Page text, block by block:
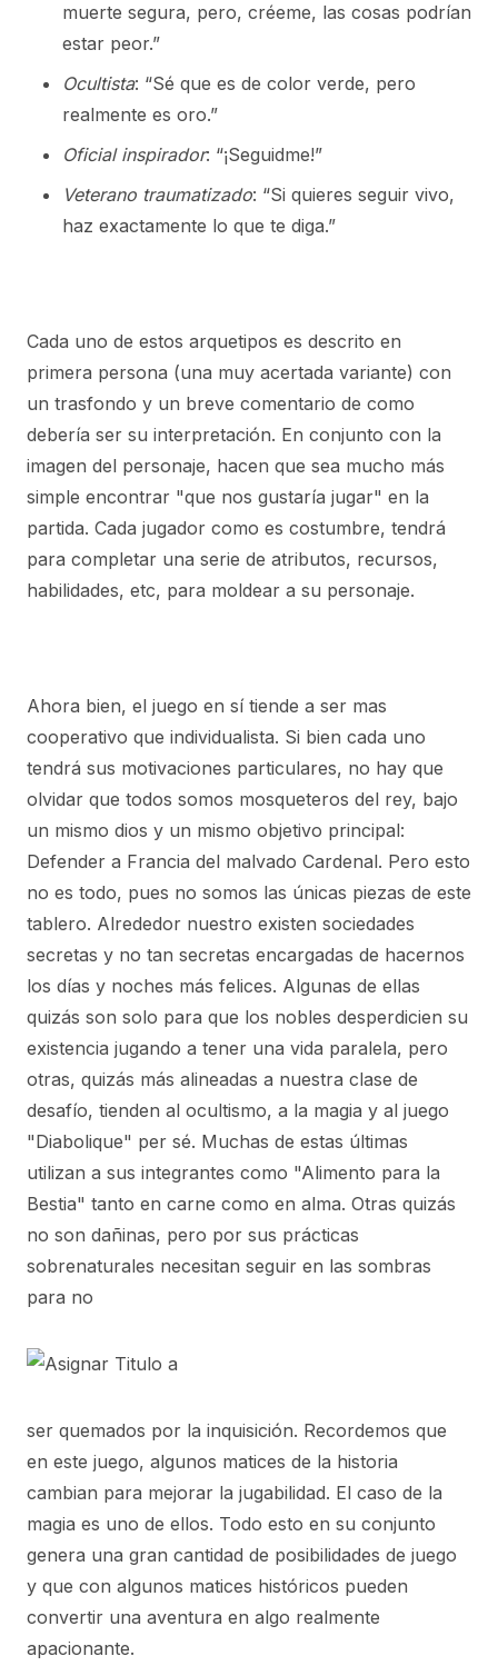
muerte segura, pero, créeme, las cosas podrían
estar peor.”
Ocultista: “Sé que es de color verde, pero
realmente es oro.”
Oficial inspirador: “¡Seguidme!”
Veterano traumatizado: “Si quieres seguir vivo,
haz exactamente lo que te diga.”
Cada uno de estos arquetipos es descrito en
primera persona (una muy acertada variante) con
un trasfondo y un breve comentario de como
debería ser su interpretación. En conjunto con la
imagen del personaje, hacen que sea mucho más
simple encontrar "que nos gustaría jugar" en la
partida. Cada jugador como es costumbre, tendrá
para completar una serie de atributos, recursos,
habilidades, etc, para moldear a su personaje.
Ahora bien, el juego en sí tiende a ser mas
cooperativo que individualista. Si bien cada uno
tendrá sus motivaciones particulares, no hay que
olvidar que todos somos mosqueteros del rey, bajo
un mismo dios y un mismo objetivo principal:
Defender a Francia del malvado Cardenal. Pero esto
no es todo, pues no somos las únicas piezas de este
tablero. Alrededor nuestro existen sociedades
secretas y no tan secretas encargadas de hacernos
los días y noches más felices. Algunas de ellas
quizás son solo para que los nobles desperdicien su
existencia jugando a tener una vida paralela, pero
otras, quizás más alineadas a nuestra clase de
desafío, tienden al ocultismo, a la magia y al juego
"Diabolique" per sé. Muchas de estas últimas
utilizan a sus integrantes como "Alimento para la
Bestia" tanto en carne como en alma. Otras quizás
no son dañinas, pero por sus prácticas
sobrenaturales necesitan seguir en las sombras
para no
ser quemados por la inquisición. Recordemos que
en este juego, algunos matices de la historia
cambian para mejorar la jugabilidad. El caso de la
magia es uno de ellos. Todo esto en su conjunto
genera una gran cantidad de posibilidades de juego
y que con algunos matices históricos pueden
convertir una aventura en algo realmente
apacionante.